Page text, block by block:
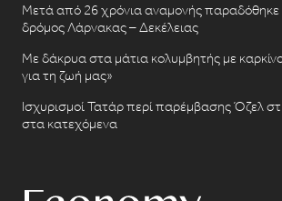
Μετά από 26 χρόνια αναμονής παραδόθηκε
δρόμος Λάρνακας – Δεκέλειας
Με δάκρυα στα μάτια κολυμβητής με
για τη ζωή μας»
Ισχυρισμοί Τατάρ περί παρέμβασης Όζελ
στα κατεχόμενα